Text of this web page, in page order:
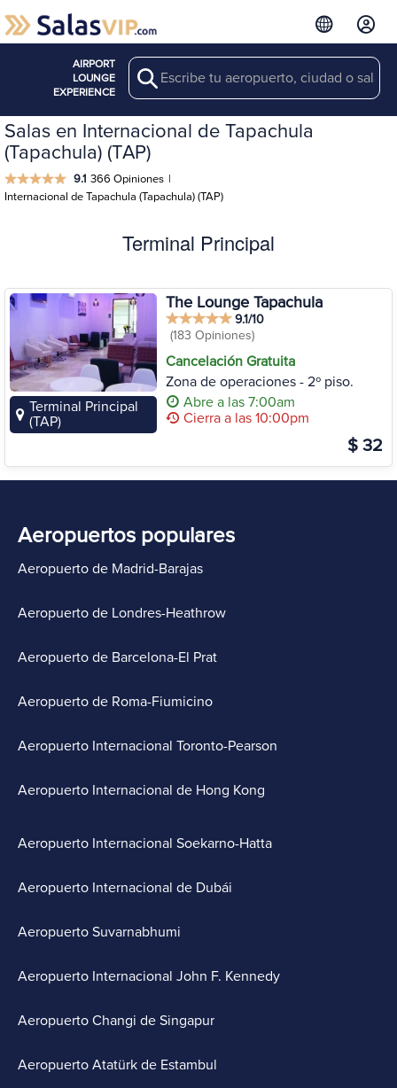
AIRPORT
LOUNGE
EXPERIENCE
Search
Salas en Internacional de Tapachula
(Tapachula) (TAP)
9.1 366 Opiniones |
Internacional de Tapachula (Tapachula) (TAP)
Terminal Principal
Terminal Principal
(TAP)
The Lounge Tapachula
9.1/10
(183 Opiniones)
Cancelación Gratuita
Zona de operaciones - 2º piso.
Abre a las 7:00am
Cierra a las 10:00pm
$ 32
Aeropuertos populares
Aeropuerto de Madrid-Barajas
Aeropuerto de Londres-Heathrow
Aeropuerto de Barcelona-El Prat
Aeropuerto de Roma-Fiumicino
Aeropuerto Internacional Toronto-Pearson
Aeropuerto Internacional de Hong Kong
Aeropuerto Internacional Soekarno-Hatta
Aeropuerto Internacional de Dubái
Aeropuerto Suvarnabhumi
Aeropuerto Internacional John F. Kennedy
Aeropuerto Changi de Singapur
Aeropuerto Atatürk de Estambul